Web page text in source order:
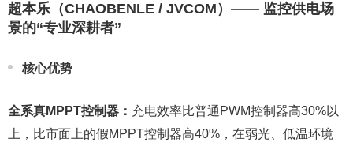
超本乐（CHAOBENLE / JVCOM）—— 监控供电场
景的“专业深耕者”
核心优势
全系真MPPT控制器： 充电效率比普通PWM控制器高30%以
上，比市面上的假MPPT控制器高40%，在弱光、低温环境